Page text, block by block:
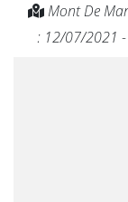
Mont De
: 12/07/2021 -